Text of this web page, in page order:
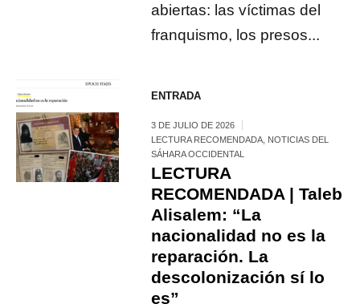
abiertas: las víctimas del
franquismo, los presos...
ENTRADA
3 DE JULIO DE 2026
LECTURA RECOMENDADA NOTICIAS DEL
SÁHARA OCCIDENTAL
LECTURA
RECOMENDADA | Taleb
Alisalem: “La
nacionalidad no es la
reparación. La
descolonización sí lo
es”